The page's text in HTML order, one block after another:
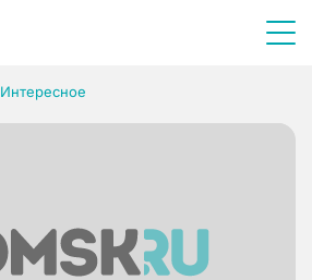
Интересное